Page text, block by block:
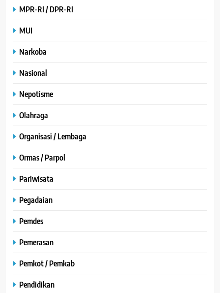
MPR-RI / DPR-RI
MUI
Narkoba
Nasional
Nepotisme
Olahraga
Organisasi / Lembaga
Ormas / Parpol
Pariwisata
Pegadaian
Pemdes
Pemerasan
Pemkot / Pemkab
Pendidikan